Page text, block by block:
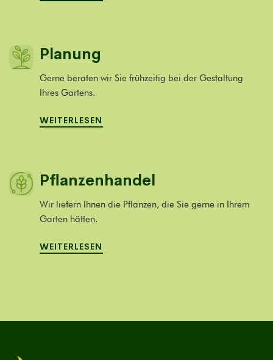
Planung
Gerne beraten wir Sie frühzeitig bei der Gestaltung
Ihres Gartens.
WEITERLESEN
Pflanzenhandel
Wir liefern Ihnen die Pflanzen, die Sie gerne in Ihrem
Garten hätten.
WEITERLESEN